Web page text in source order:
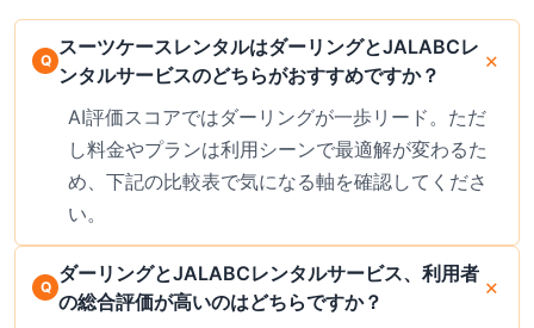
スーツケースレンタルはダーリングとJALABCレ
ンタルサービスのどちらがおすすめですか？
AI評価スコアではダーリングが一歩リード。ただ
し料金やプランは利用シーンで最適解が変わるた
め、下記の比較表で気になる軸を確認してくださ
い。
ダーリングとJALABCレンタルサービス、利用者
の総合評価が高いのはどちらですか？